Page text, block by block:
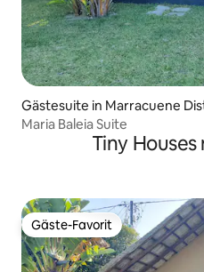
Gästesuite in Marracuene
Maria Baleia Suite
Tiny
Gäste-Favorit
Gäste-Favorit